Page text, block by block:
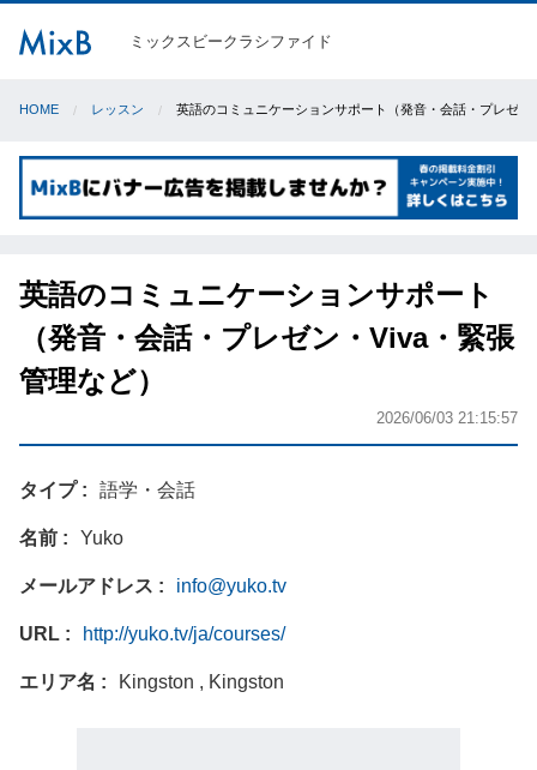
ミックスビークラシファイド
HOME レッスン 英語のコミュニケーションサポート（発音・会話・プレゼン
英語のコミュニケーションサポート
（発音・会話・プレゼン・Viva・緊張
管理など）
2026/06/03 21:15:57
タイプ 語学・会話
名前 Yuko
メールアドレス info@yuko.tv
URL http://yuko.tv/ja/courses/
エリア名 Kingston , Kingston